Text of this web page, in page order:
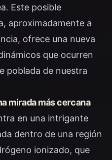
Este posible
aproximadamente a
ofrece una nueva
que ocurren
poblada de nuestra
mirada más cercana
en una intrigante
dentro de una región
ionizado, que